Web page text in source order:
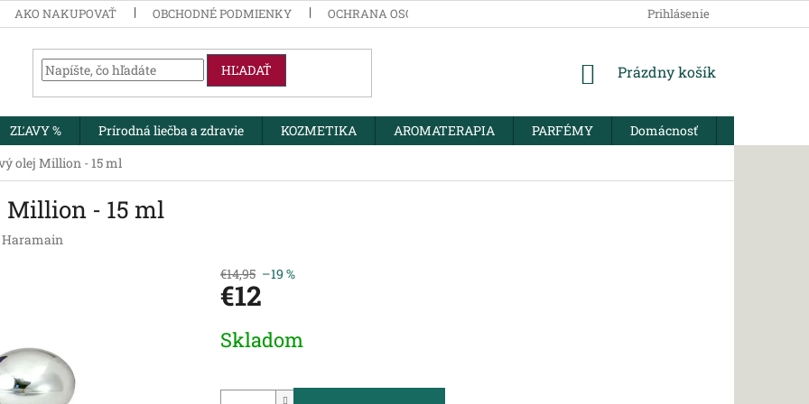
AKO NAKUPOVAŤ OBCHODNÉ PODMIENKY OCHRANA OSOBNÝCH ÚDAJOV Prihlásenie
HĽADAŤ
NÁKUPNÝ
Prázdny košík
ZĽAVY % Prírodná liečba a zdravie KOZMETIKA AROMATERAPIA PARFÉMY Domácnosť
olej Million - 15 ml
Million - 15 ml
€14,95 –19 %
€12
cena:
Skladom